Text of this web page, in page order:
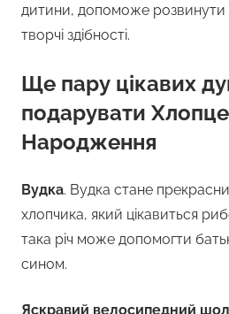
дитини, допоможе розвинути у
творчі здібності.
Ще пару цікавих
подарувати
Народження
Вудка. Вудка стане
хлопчика, який цікавиться
така річ може допомогти
сином.
Яскравий велосипедний